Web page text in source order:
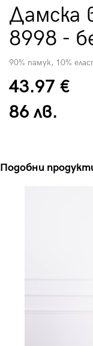
Дамска
8998 -
90% памук, 10%
43.97 €
86 лв.
Подобни